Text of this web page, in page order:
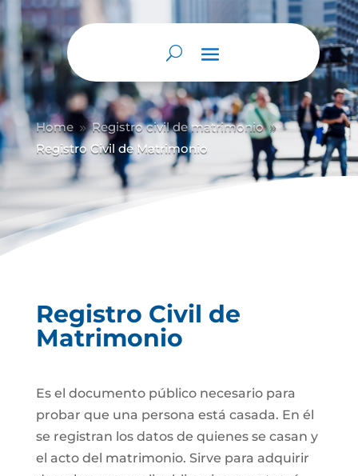
Abrir barra de herramientas
Home 9 Registro civil de matrimonio 9
Registro Civil de Matrimonio
Registro Civil de
Matrimonio
Es el documento público necesario para
probar que una persona está casada. En él
se registran los datos de quienes se casan y
el acto del matrimonio. Sirve para adquirir